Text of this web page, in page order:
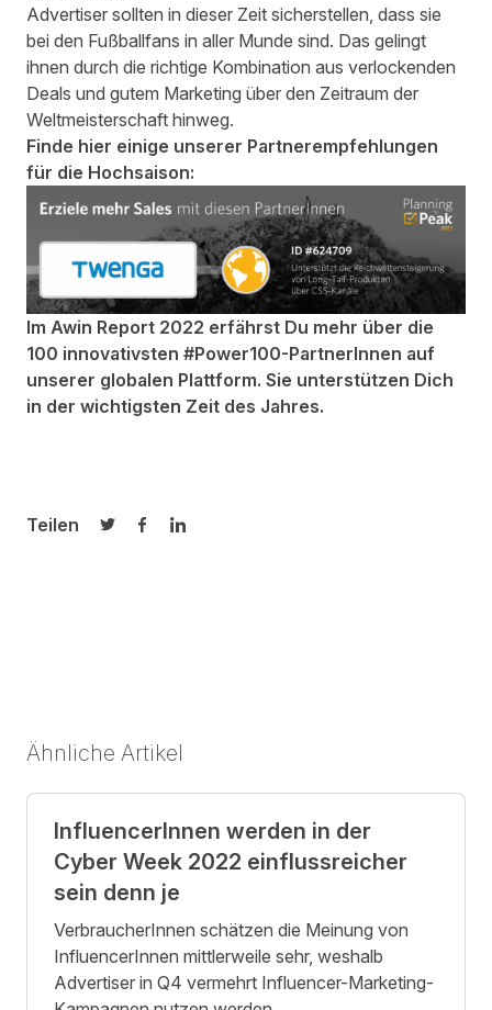
Advertiser sollten in dieser Zeit sicherstellen, dass sie
bei den Fußballfans in aller Munde sind. Das gelingt
ihnen durch die richtige Kombination aus verlockenden
Deals und gutem Marketing über den Zeitraum der
Weltmeisterschaft hinweg.
Finde hier einige unserer Partnerempfehlungen
für die Hochsaison:
Im Awin Report 2022 erfährst Du mehr über die
100 innovativsten #Power100-PartnerInnen auf
unserer globalen Plattform. Sie unterstützen Dich
in der wichtigsten Zeit des Jahres.
Teilen
Auf Twitter teilen
Auf Facebook teilen
Auf LinkedIn teilen
Ähnliche Artikel
InfluencerInnen werden in der
Cyber Week 2022 einflussreicher
sein denn je
VerbraucherInnen schätzen die Meinung von
InfluencerInnen mittlerweile sehr, weshalb
Advertiser in Q4 vermehrt Influencer-Marketing-